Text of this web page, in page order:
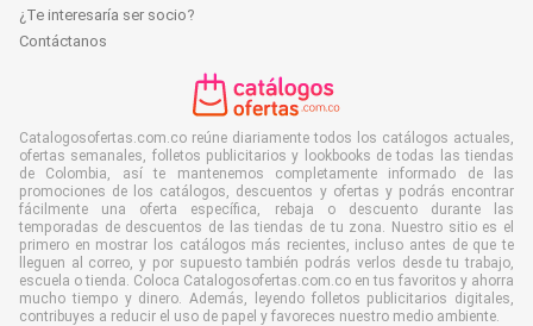
¿Te interesaría ser socio?
Contáctanos
Catalogosofertas.com.co reúne diariamente todos los catálogos actuales,
ofertas semanales, folletos publicitarios y lookbooks de todas las tiendas
de Colombia, así te mantenemos completamente informado de las
promociones de los catálogos, descuentos y ofertas y podrás encontrar
fácilmente una oferta específica, rebaja o descuento durante las
temporadas de descuentos de las tiendas de tu zona. Nuestro sitio es el
primero en mostrar los catálogos más recientes, incluso antes de que te
lleguen al correo, y por supuesto también podrás verlos desde tu trabajo,
escuela o tienda. Coloca Catalogosofertas.com.co en tus favoritos y ahorra
mucho tiempo y dinero. Además, leyendo folletos publicitarios digitales,
contribuyes a reducir el uso de papel y favoreces nuestro medio ambiente.